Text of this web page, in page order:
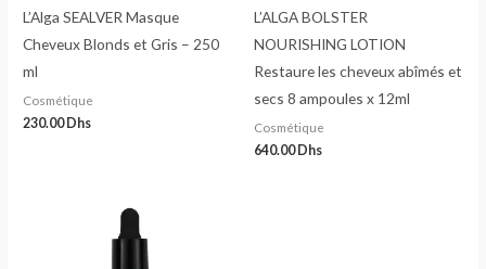
L’Alga SEALVER Masque
Cheveux Blonds et Gris – 250
ml
Cosmétique
230.00 Dhs
L’ALGA BOLSTER
NOURISHING LOTION
Restaure les cheveux abîmés et
secs 8 ampoules x 12ml
Cosmétique
640.00 Dhs